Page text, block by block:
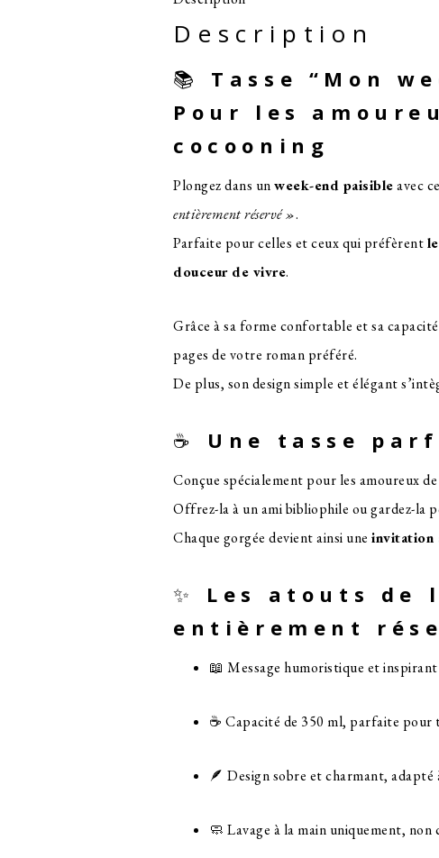
END
ENTIÈREMENT
RÉSERVÉ"
Description
📚 Tasse “Mon
Pour les
cocooning
Plongez dans unweek-end paisibleavec
entièrement réservé ».
Parfaite pour celles et ceux qui préfèrent
douceur de vivre.
Grâce à sa forme confortable et sa
pages de votre roman préféré.
De plus, son design simple et élégant
☕ Une tasse
Conçue spécialement pour les amoureux
Offrez-la à un ami bibliophile ou gardez-la
Chaque gorgée devient ainsi une invitation
✨ Les atouts de
entièrement
📖 Message humoristique et
☕ Capacité de 350 ml, parfaite pour
🪶 Design sobre et charmant, adapté
🧼 Lavage à la main uniquement,